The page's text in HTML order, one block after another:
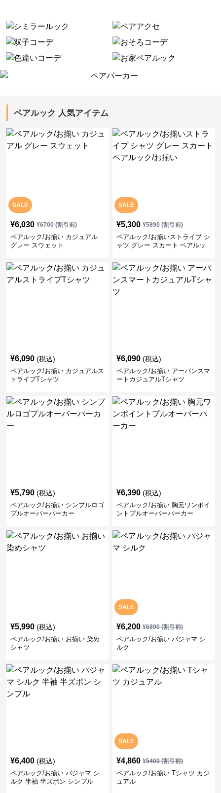
ペアルック 人気アイテム
SALE
¥6,030 ¥6700(割引前)
ペアルック/お揃い カジュアル
グレー スウェット
SALE
¥5,300 ¥5890(割引前)
ペアルック/お揃いストライプ シ
ャツ グレー スカート ペアルッ
¥6,090 (税込)
ペアルック/お揃い カジュアルス
トライプTシャツ
¥6,090 (税込)
ペアルック/お揃い アーバンスマ
ートカジュアルTシャツ
¥5,790 (税込)
ペアルック/お揃い シンプルロゴ
プルオーバーパーカー
¥6,390 (税込)
ペアルック/お揃い 胸元ワンポイ
ントプルオーバーパーカー
¥5,990 (税込)
ペアルック/お揃い お揃い 染め
シャツ
SALE
¥6,200 ¥6890(割引前)
ペアルック/お揃い パジャマ シ
ルク
¥6,400 (税込)
ペアルック/お揃い パジャマ シ
ルク 半袖 半ズボン シンプル
SALE
¥4,860 ¥5400(割引前)
ペアルック/お揃い Tシャツ カジ
ュアル